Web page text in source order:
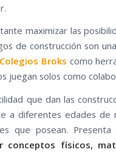
maximizar las
de construcción son
Broks como
juegan solos como
que dan las
a diferentes edades de
que posean. Presenta
conceptos físicos,